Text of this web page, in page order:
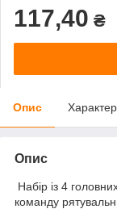
117,40 ₴
Опис
Опис
Набір із 4
команду